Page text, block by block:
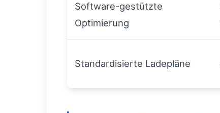
Software-gestützte
Optimierung
Standardisierte Ladepläne